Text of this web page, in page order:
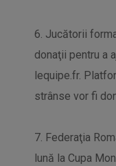
6. Jucătorii
donaţii pentru a
lequipe.fr.
strânse vor fi
7. Federaţia
lună la Cupa